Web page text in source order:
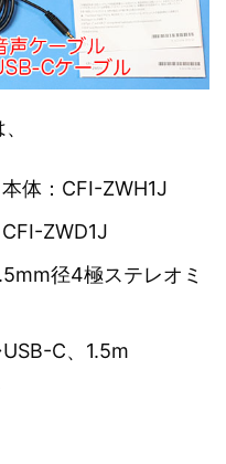
体：CFI-ZWH1J
ZWD1J
径4極ステレオミ
C、1.5m